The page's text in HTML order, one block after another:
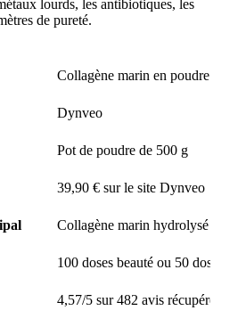
lourds, les antibiotiques, les
de pureté.
Collagène marin en poudre
Dynveo
Pot de poudre de 500 g
39,90 € sur le site Dynveo
Collagène marin hydrolysé
100 doses beauté ou 50 doses
4,57/5 sur 482 avis récupérés via